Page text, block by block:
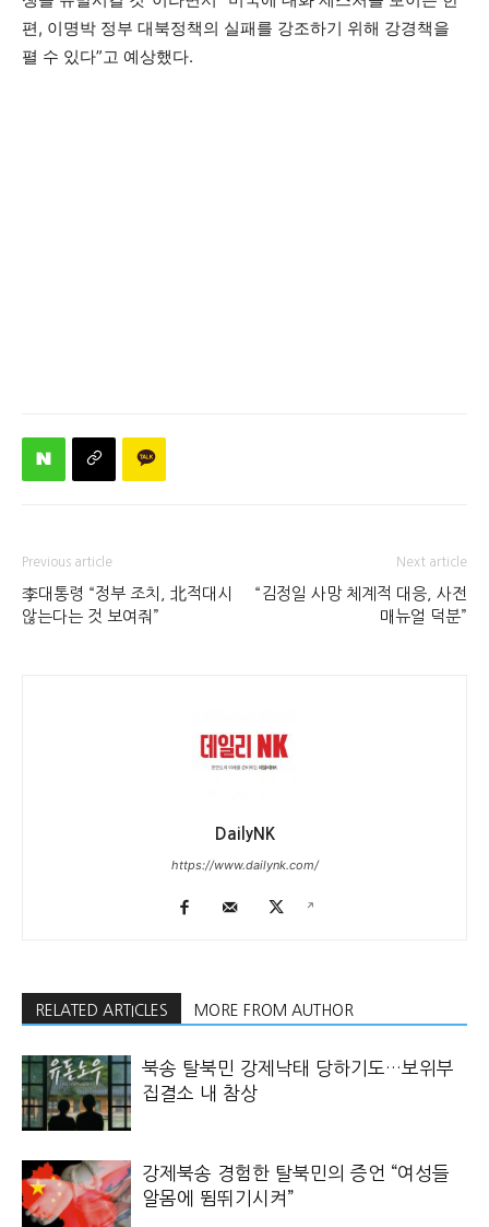
편, 이명박 정부 대북정책의 실패를 강조하기 위해 강경책을
펼 수 있다”고 예상했다.
Previous article
李대통령 “정부 조치, 北적대시
않는다는 것 보여줘”
Next article
“김정일 사망 체계적 대응, 사전
매뉴얼 덕분”
DailyNK
https://www.dailynk.com/
RELATED ARTICLES MORE FROM AUTHOR
북송 탈북민 강제낙태 당하기도…보위부
집결소 내 참상
강제북송 경험한 탈북민의 증언 “여성들
알몸에 뜀뛰기시켜”